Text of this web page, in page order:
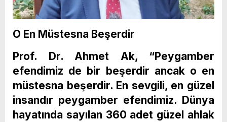
O En Müstesna Beşerdir
Prof. Dr. Ahmet Ak, “Peygamber
efendimiz de bir beşerdir ancak o en
müstesna beşerdir. En sevgili, en güzel
insandır peygamber efendimiz. Dünya
hayatında sayılan 360 adet güzel ahlak